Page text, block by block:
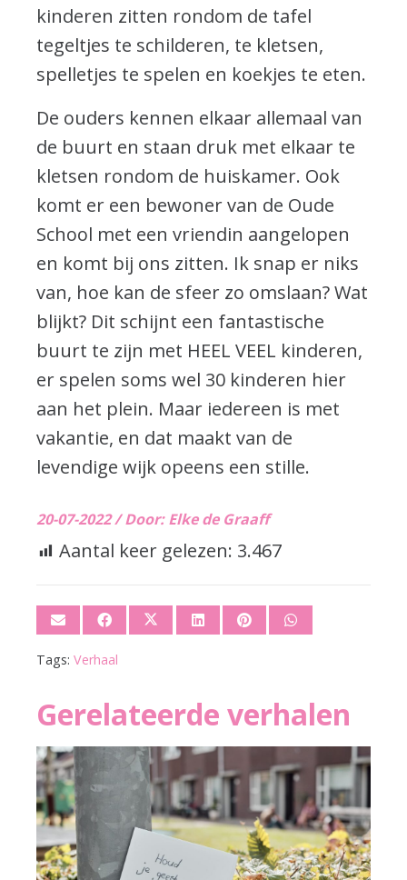
kinderen zitten rondom de tafel
tegeltjes te schilderen, te kletsen,
spelletjes te spelen en koekjes te eten.
De ouders kennen elkaar allemaal van
de buurt en staan druk met elkaar te
kletsen rondom de huiskamer. Ook
komt er een bewoner van de Oude
School met een vriendin aangelopen
en komt bij ons zitten. Ik snap er niks
van, hoe kan de sfeer zo omslaan? Wat
blijkt? Dit schijnt een fantastische
buurt te zijn met HEEL VEEL kinderen,
er spelen soms wel 30 kinderen hier
aan het plein. Maar iedereen is met
vakantie, en dat maakt van de
levendige wijk opeens een stille.
20-07-2022 /Door: Elke de Graaff
Aantal keer gelezen: 3.467
Tags: Verhaal
Gerelateerde verhalen